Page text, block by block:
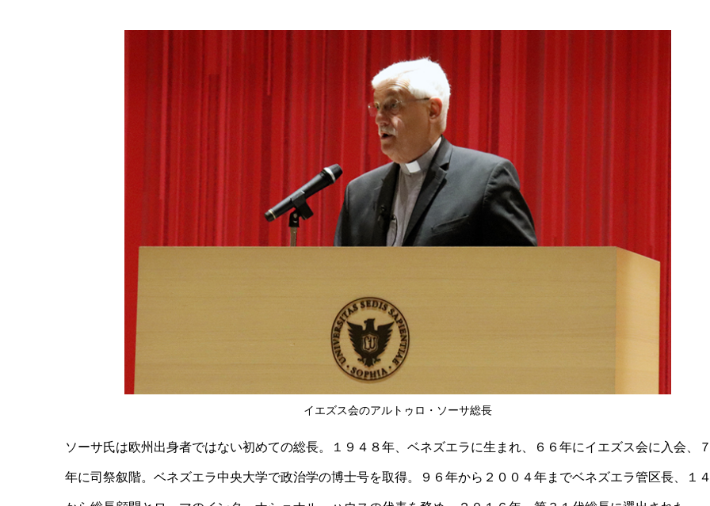
イエズス会のアルトゥロ・ソーサ総長
ソーサ氏は欧州出身者ではない初めての総長。１９４８年、ベネズエラに生まれ、６６年にイエズス会に入会、
年に司祭叙階。ベネズエラ中央大学で政治学の博士号を取得。９６年から２００４年までベネズエラ管区長、１